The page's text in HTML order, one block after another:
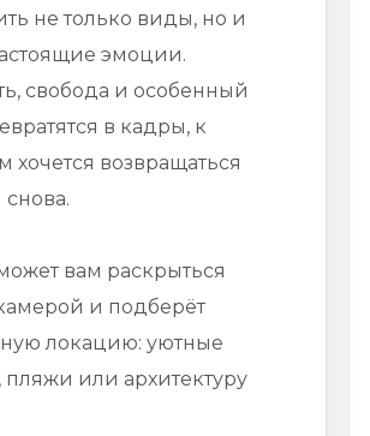
не только виды, но и
эмоции.
свобода и особенный
в кадры, к
хочется возвращаться
снова.
вам раскрыться
и подберёт
локацию: уютные
пляжи или архитектуру